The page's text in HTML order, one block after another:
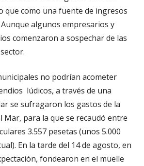
que como una fuente de ingresos
algunos empresarios y
comenzaron a sospechar de las
no podrían acometer
lúdicos, a través de una
se sufragaron los gastos de la
Mar, para la que se recaudó entre
3.557 pesetas (unos 5.000
En la tarde del 14 de agosto, en
fondearon en el muelle